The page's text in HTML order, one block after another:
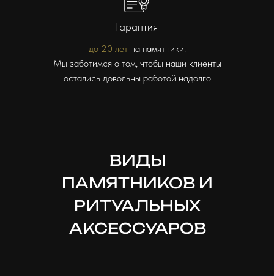
Гарантия
до 20 летна памятники.
Мы заботимся о том, чтобы наши клиенты
остались довольны работой надолго
ВИДЫ
ПАМЯТНИКОВ И
РИТУАЛЬНЫХ
АКСЕССУАРОВ